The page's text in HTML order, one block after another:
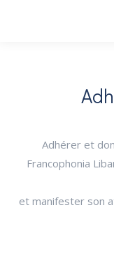
Adhérer et
Francophonia
et manifester son